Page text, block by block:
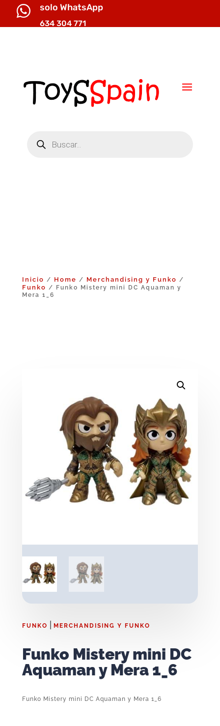
 solo WhatsApp
634 304 771
productos
Inicio / Home / Merchandising y Funko /
Funko / Funko Mistery mini DC Aquaman y
Mera 1_6
FUNKO MERCHANDISING Y FUNKO
Funko Mistery mini DC
Aquaman y Mera 1_6
Funko Mistery mini DC Aquaman y Mera 1_6